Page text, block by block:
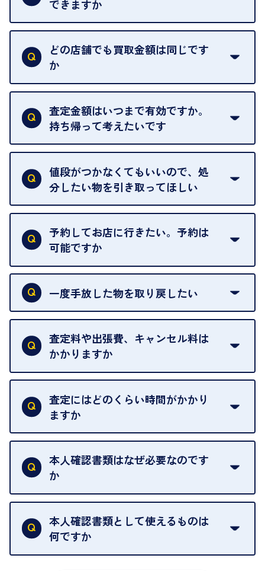
できますか
はい。喜んで承ります。出張買取をご利用くださ
い。
ご指定の場所にお伺いします。
どの店舗でも買取金額は同じです
か
はい。全店舗一律です。
ただし、中古市場は日々変動するため、査定した日
によって査定額が変わることはございます。
査定金額はいつまで有効ですか。
持ち帰って考えたいです
査定額は当日限り有効です。
中古市場が日々変動するため、翌日には査定額が変
わることがございます。
値段がつかなくてもいいので、処
分したい物を引き取ってほしい
再販不可能な物は、場合によってはお断りすること
がございます。ご了承ください。
予約してお店に行きたい。予約は
可能ですか
申し訳ありませんが、現在はご来店の予約は承って
おりません。
を整えておりますので、お好きな時にお越しくださ
い。
お急ぎの場合はスタッフに一言お声がけください。
可能な限り、迅速に対応させていただきます。
一度手放した物を取り戻したい
当店は質店ではありませんので、買い取ったお品物
は基本的に販売へと回されます。買い戻しはできま
せんので、ご了承ください。
グオフが可能です。
契約破棄という形で、お品物をお戻しすることがで
きます。
売却当日を含む8日間のうちに、お気軽にお申し出
出張買取のお品物は、8日間保管しております。
査定料や出張費、キャンセル料は
かかりますか
一切いただいておりません。査定金額にご納得いた
だけない場合は、その場でお断りいただいても問題
ございません。お気軽にご相談ください。
査定にはどのくらい時間がかかり
ますか
お品物の内容や点数によって異なりますが、店頭買
取の場合は1点あたり数分程度が目安です。大量の
お品物の場合は、お時間をいただくことがございま
本人確認書類はなぜ必要なのです
か
買取店は古物営業法により、お客様のご本人確認を
行うことが義務付けられています。安心してお取引
いただくためにも、ご協力をお願いいたします。
本人確認書類として使えるものは
何ですか